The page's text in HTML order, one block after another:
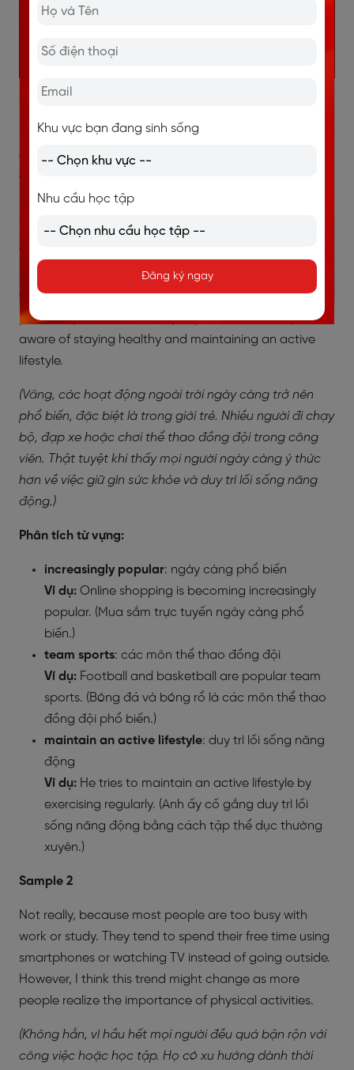
Bài mẫu chuẩn band 8.0+
1.4. Are outdoor activities popular in
your country?
Sample 1
popular, especially among young people. Many of
them go jogging, cycling, or play team sports in the
park. It’s great to see how people are becoming more
aware of staying healthy and maintaining an active
lifestyle.
(Vâng, các hoạt động ngoài trời ngày càng trở nên
phổ biến, đặc biệt là trong giới trẻ. Nhiều người đi chạy
bộ, đạp xe hoặc chơi thể thao đồng đội trong công
viên. Thật tuyệt khi thấy mọi người ngày càng ý thức
hơn về việc giữ gìn sức khỏe và duy trì lối sống năng
động.)
Phân tích từ vựng:
increasingly popular: ngày càng phổ biến
Ví dụ: Online shopping is becoming increasingly
popular. (Mua sắm trực tuyến ngày càng phổ
biến.)
team sports: các môn thể thao đồng đội
Ví dụ: Football and basketball are popular team
sports. (Bóng đá và bóng rổ là các môn thể thao
đồng đội phổ biến.)
maintain an active lifestyle: duy trì lối sống năng
động
Ví dụ: He tries to maintain an active lifestyle by
exercising regularly. (Anh ấy cố gắng duy trì lối
sống năng động bằng cách tập thể dục thường
xuyên.)
Sample 2
Not really, because most people are too busy with
work or study. They tend to spend their free time using
smartphones or watching TV instead of going outside.
However, I think this trend might change as more
people realize the importance of physical activities.
(Không hẳn, vì hầu hết mọi người đều quá bận rộn với
công việc hoặc học tập. Họ có xu hướng dành thời
Khu vực bạn đang sinh sống
Nhu cầu học tập
Đăng ký ngay